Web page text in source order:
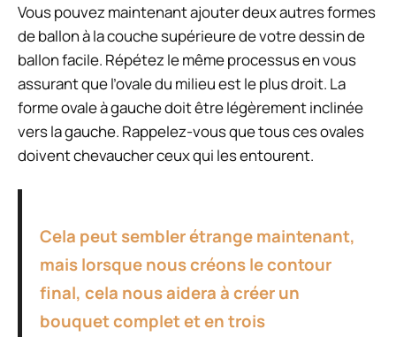
Vous pouvez maintenant ajouter deux autres formes
de ballon à la couche supérieure de votre dessin de
ballon facile. Répétez le même processus en vous
assurant que l’ovale du milieu est le plus droit. La
forme ovale à gauche doit être légèrement inclinée
vers la gauche. Rappelez-vous que tous ces ovales
doivent chevaucher ceux qui les entourent.
Cela peut sembler étrange maintenant,
mais lorsque nous créons le contour
final, cela nous aidera à créer un
bouquet complet et en trois